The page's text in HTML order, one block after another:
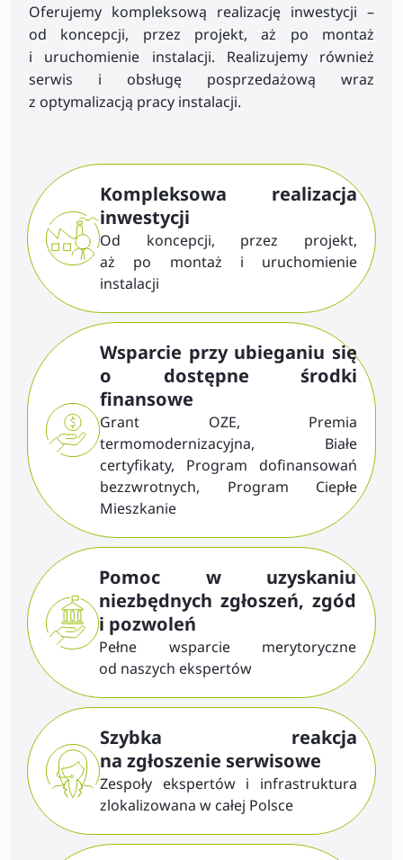
Oferujemy kompleksową realizację inwestycji –
od koncepcji, przez projekt, aż po montaż
i uruchomienie instalacji. Realizujemy również
serwis i obsługę posprzedażową wraz
z optymalizacją pracy instalacji.
Kompleksowa realizacja
inwestycji
Od koncepcji, przez projekt,
aż po montaż i uruchomienie
instalacji
Wsparcie przy ubieganiu się
o dostępne środki
finansowe
Grant OZE, Premia
termomodernizacyjna, Białe
certyfikaty, Program dofinansowań
bezzwrotnych, Program Ciepłe
Mieszkanie
Pomoc w uzyskaniu
niezbędnych zgłoszeń, zgód
i pozwoleń
Pełne wsparcie merytoryczne
od naszych ekspertów
Szybka reakcja
na zgłoszenie serwisowe
Zespoły ekspertów i infrastruktura
zlokalizowana w całej Polsce